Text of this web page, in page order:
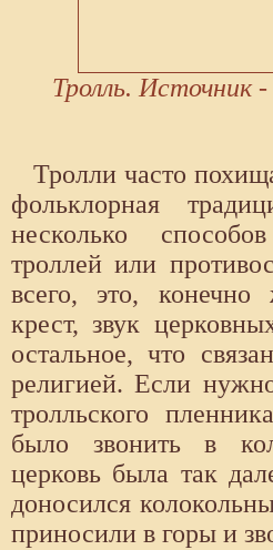
Тролль. Источник
Тролли часто
фольклорная
несколько
троллей или
всего, это, конечно
крест, звук
остальное, что
религией. Если
тролльского
было звонить в
церковь была так
доносился
приносили в горы и